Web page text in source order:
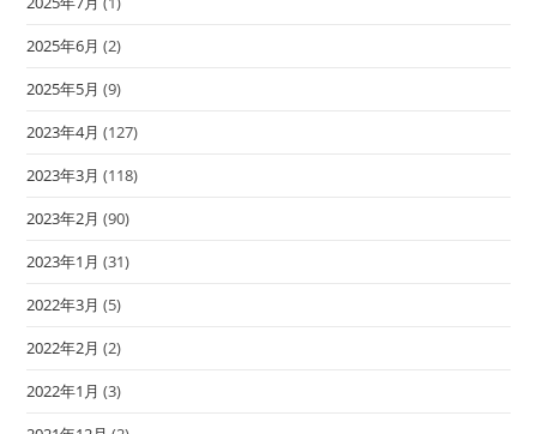
2025年6月 (2)
2025年5月 (9)
2023年4月 (127)
2023年3月 (118)
2023年2月 (90)
2023年1月 (31)
2022年3月 (5)
2022年2月 (2)
2022年1月 (3)